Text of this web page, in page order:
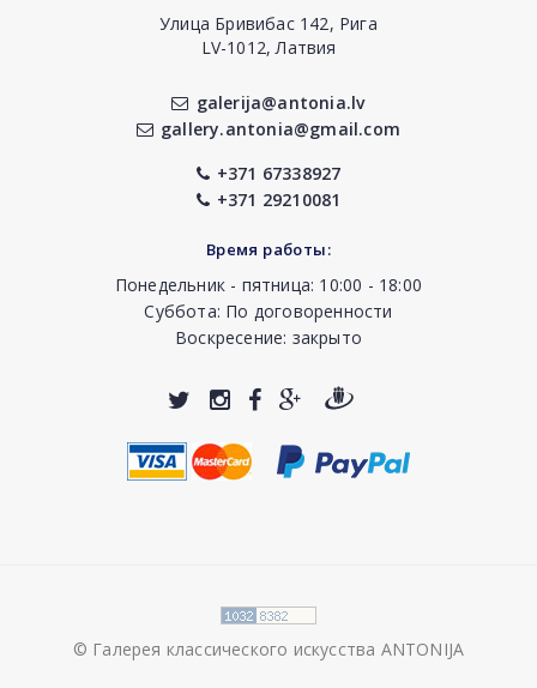
Улица Бривибас 142, Рига
LV-1012, Латвия
galerija@antonia.lv
gallery.antonia@gmail.com
+371 67338927
+371 29210081
Время работы:
Понедельник - пятница: 10:00 - 18:00
Суббота: По договоренности
Воскресение: закрыто
© Галерея классического искусства ANTONIJA